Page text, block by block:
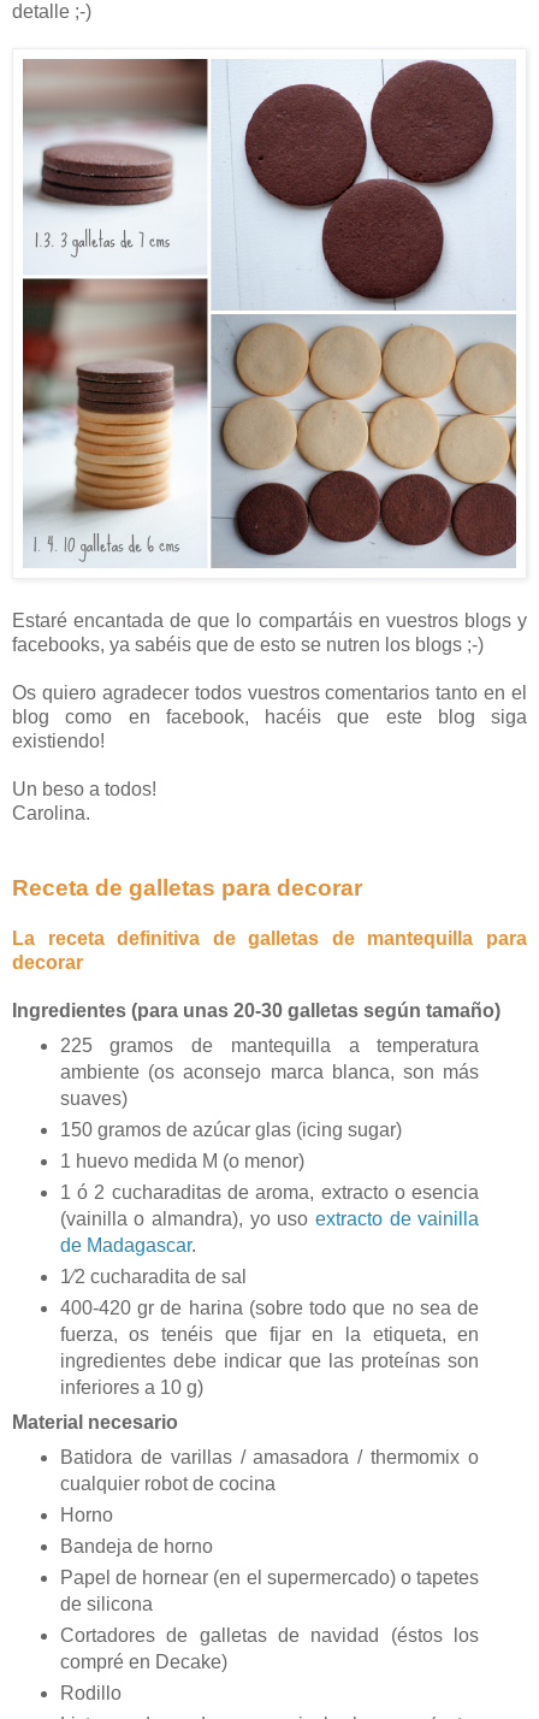
detalle ;-)
Estaré encantada de que lo compartáis en vuestros blogs y
facebooks, ya sabéis que de esto se nutren los blogs ;-)
Os quiero agradecer todos vuestros comentarios tanto en el
blog como en facebook, hacéis que este blog siga
existiendo!
Un beso a todos!
Carolina.
Receta de galletas para decorar
La receta definitiva de galletas de mantequilla para
decorar
Ingredientes (para unas 20-30 galletas según tamaño)
225 gramos de mantequilla a temperatura
ambiente (os aconsejo marca blanca, son más
suaves)
150 gramos de azúcar glas (icing sugar)
1 huevo medida M (o menor)
1 ó 2 cucharaditas de aroma, extracto o esencia
(vainilla o almandra), yo usoextracto de vainilla
de Madagascar.
1⁄2 cucharadita de sal
400-420 gr de harina (sobre todo que no sea de
fuerza, os tenéis que fijar en la etiqueta, en
ingredientes debe indicar que las proteínas son
inferiores a 10 g)
Material necesario
Batidora de varillas / amasadora / thermomix o
cualquier robot de cocina
Horno
Bandeja de horno
Papel de hornear (en el supermercado) o tapetes
de silicona
Cortadores de galletas de navidad (éstos los
compré en Decake)
Rodillo